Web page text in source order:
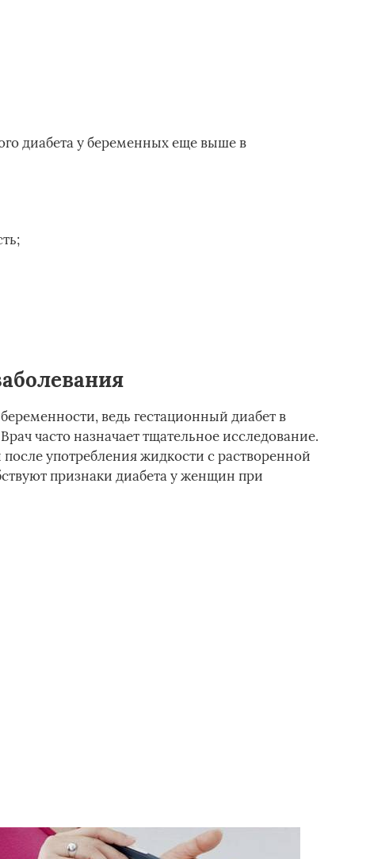
диабета у беременных еще выше в
ведь гестационный диабет в
часто назначает тщательное исследование.
употребления жидкости с растворенной
признаки диабета у женщин при